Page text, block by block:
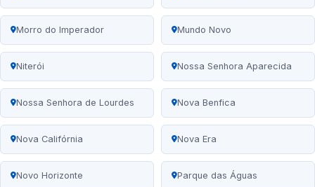
Morro do Imperador Mundo Novo
Niterói Nossa Senhora Aparecida
Nossa Senhora de Lourdes Nova Benfica
Nova Califórnia Nova Era
Novo Horizonte Parque das Águas